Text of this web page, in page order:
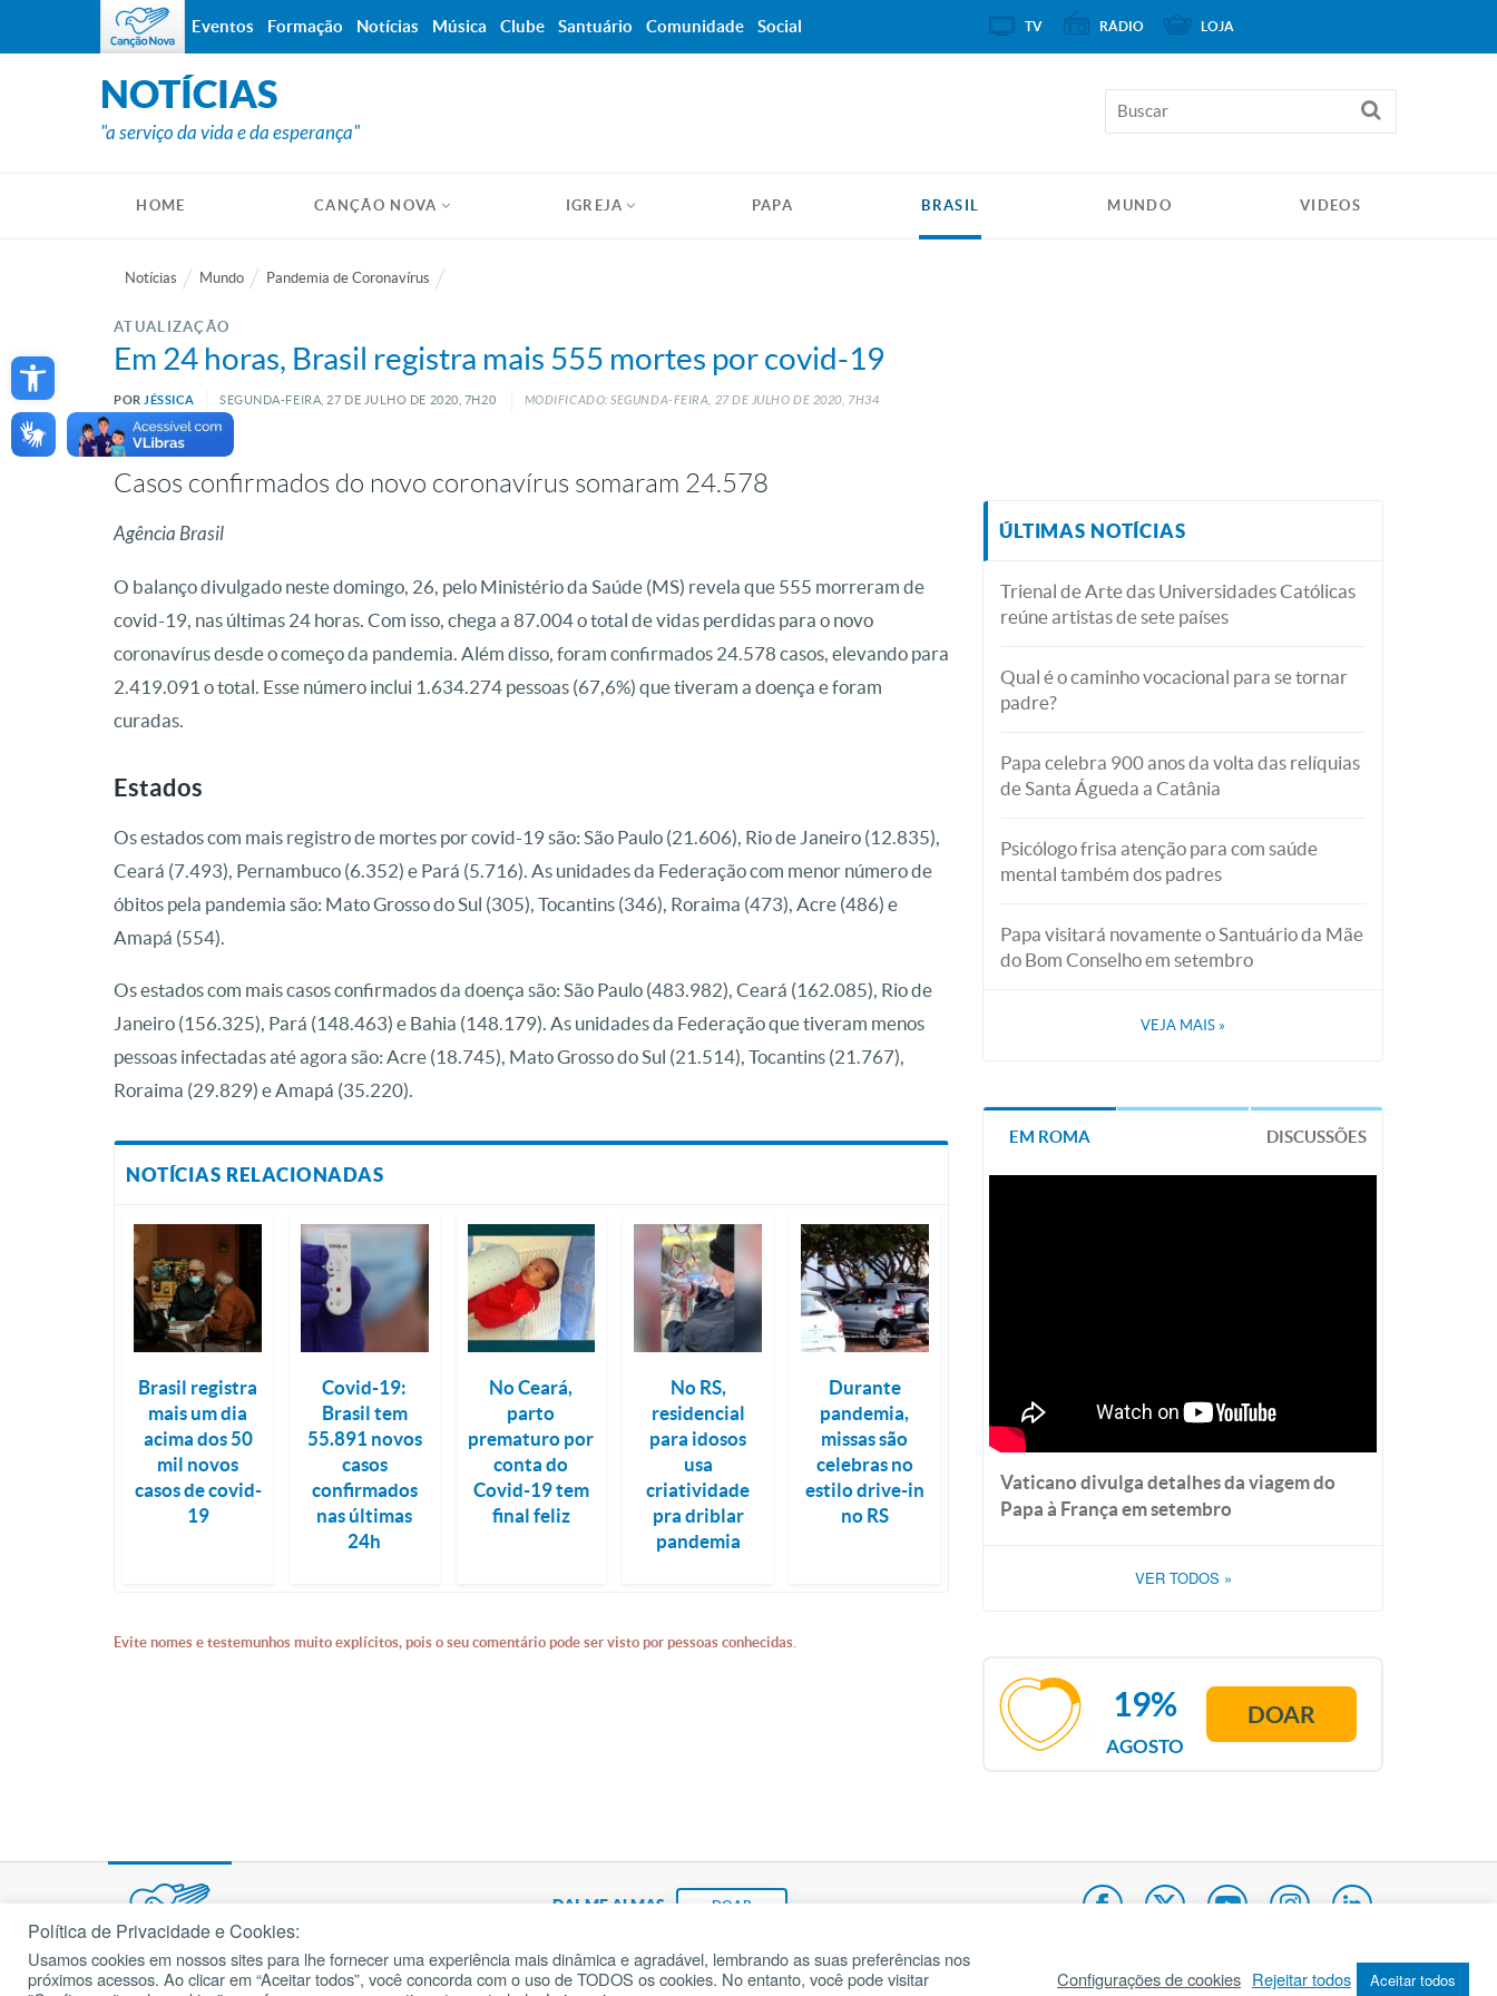
Open toolbar
NOTÍCIAS
"a serviço da vida e da esperança"
HOME CANÇÃO NOVA IGREJA PAPA BRASIL MUNDO VIDEOS
Notícias Mundo Pandemia de Coronavírus
ATUALIZAÇÃO
Em 24 horas, Brasil registra mais 555 mortes por covid-19
POR JÉSSICA SEGUNDA-FEIRA, 27 DE JULHO DE 2020, 7H20 MODIFICADO: SEGUNDA-FEIRA, 27DE JULHO DE 2020, 7H34
Casos confirmados do novo coronavírus somaram 24.578
Agência Brasil
O balanço divulgado neste domingo, 26, pelo Ministério da Saúde (MS) revela que 555 morreram de
covid-19, nas últimas 24 horas. Com isso, chega a 87.004 o total de vidas perdidas para o novo
coronavírus desde o começo da pandemia. Além disso, foram confirmados 24.578 casos, elevando para
2.419.091 o total. Esse número inclui 1.634.274 pessoas (67,6%) que tiveram a doença e foram
curadas.
Estados
Os estados com mais registro de mortes por covid-19 são: São Paulo (21.606), Rio de Janeiro (12.835),
Ceará (7.493), Pernambuco (6.352) e Pará (5.716). As unidades da Federação com menor número de
óbitos pela pandemia são: Mato Grosso do Sul (305), Tocantins (346), Roraima (473), Acre (486) e
Amapá (554).
Os estados com mais casos confirmados da doença são: São Paulo (483.982), Ceará (162.085), Rio de
Janeiro (156.325), Pará (148.463) e Bahia (148.179). As unidades da Federação que tiveram menos
pessoas infectadas até agora são: Acre (18.745), Mato Grosso do Sul (21.514), Tocantins (21.767),
Roraima (29.829) e Amapá (35.220).
NOTÍCIAS RELACIONADAS
Brasil registra
mais um dia
acima dos 50
mil novos
casos de covid-
19
Covid-19:
Brasil tem
55.891 novos
casos
confirmados
nas últimas
24h
No Ceará,
parto
prematuro por
conta do
Covid-19 tem
final feliz
No RS,
residencial
para idosos
usa
criatividade
pra driblar
pandemia
Durante
pandemia,
missas são
celebras no
estilo drive-in
no RS
Evite nomes e testemunhos muito explícitos, pois o seu comentário pode ser visto por pessoas conhecidas.
ÚLTIMAS NOTÍCIAS
Trienal de Arte das Universidades Católicas
reúne artistas de sete países
Qual é o caminho vocacional para se tornar
padre?
Papa celebra 900 anos da volta das relíquias
de Santa Águeda a Catânia
Psicólogo frisa atenção para com saúde
mental também dos padres
Papa visitará novamente o Santuário da Mãe
do Bom Conselho em setembro
VEJA MAIS »
EM ROMA DISCUSSÕES
Vaticano divulga detalhes da viagem do
Papa à França em setembro
VER TODOS »
AGOSTO
19% DOAR
Eventos Formação Notícias Música Clube Santuário Comunidade Social TV RÁDIO LOJA
DAI-ME ALMAS DOAR
Fundação João Paulo II Pedido de Oração Mapa do site Internacional
cancaonova.com© 2002 – 2026
Todos os direitos reservados.
Política de Privacidade e Cookies:
Usamos cookies em nossos sites para lhe fornecer uma experiência mais dinâmica e agradável, lembrando as suas preferências nos
próximos acessos. Ao clicar em “Aceitar todos”, você concorda com o uso de TODOS os cookies. No entanto, você pode visitar
Configurações de cookies Rejeitar todos Aceitar todos